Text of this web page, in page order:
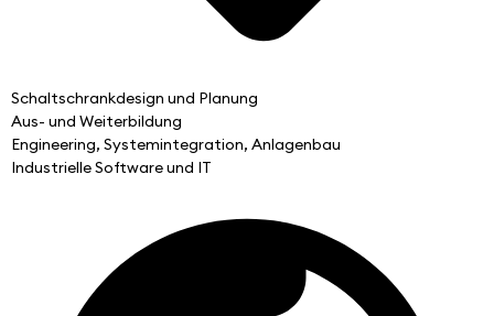
Schaltschrankdesign und Planung
Aus- und Weiterbildung
Engineering, Systemintegration, Anlagenbau
Industrielle Software und IT